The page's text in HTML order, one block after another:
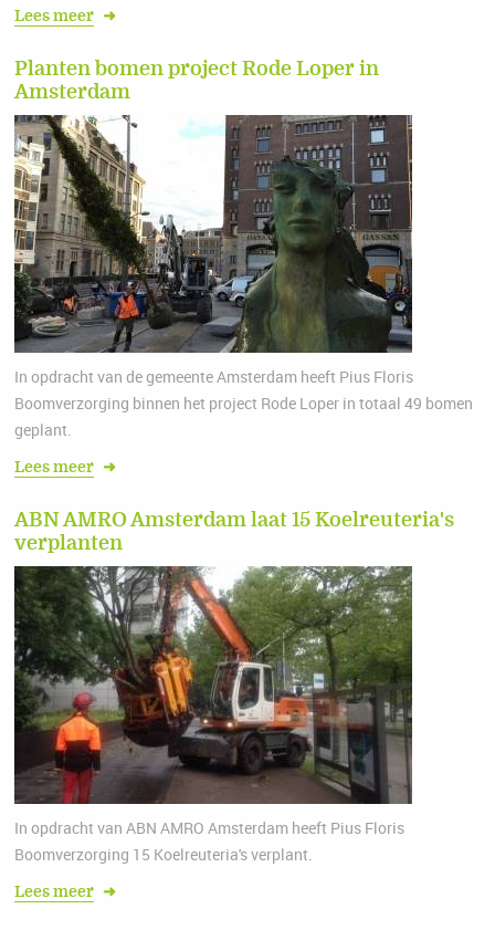
Lees meer ➜
Planten bomen project Rode Loper in
Amsterdam
In opdracht van de gemeente Amsterdam heeft Pius Floris
Boomverzorging binnen het project Rode Loper in totaal 49 bomen
geplant.
Lees meer ➜
ABN AMRO Amsterdam laat 15 Koelreuteria's
verplanten
In opdracht van ABN AMRO Amsterdam heeft Pius Floris
Boomverzorging 15 Koelreuteria's verplant.
Lees meer ➜